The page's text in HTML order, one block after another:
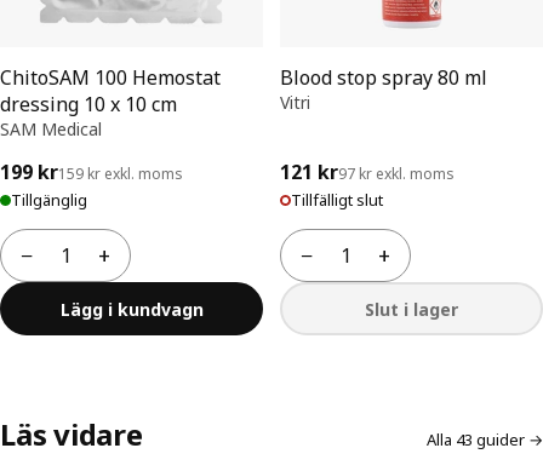
ChitoSAM 100 Hemostat
dressing 10 x 10 cm
SAM Medical
199 kr159 kr exkl. moms
Tillgänglig
−
Antal +
Lägg i kundvagn
Blood stop spray 80 ml
Vitri
121 kr97 kr exkl. moms
Tillfälligt slut
−
Antal +
Slut i lager
Läs vidare Alla 43 guider →